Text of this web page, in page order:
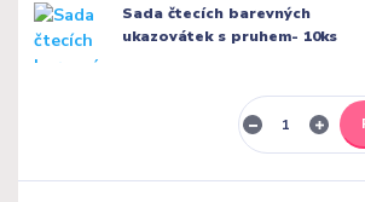
Sada čtecích barevných
ukazovátek s pruhem- 10ks